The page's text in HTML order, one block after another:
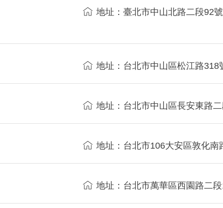
地址：臺北市中山北路二段92號
地址：台北市中山區松江路318
地址：台北市中山區長安東路
地址：台北市106大安區敦化南
地址：台北市萬華區西園路二